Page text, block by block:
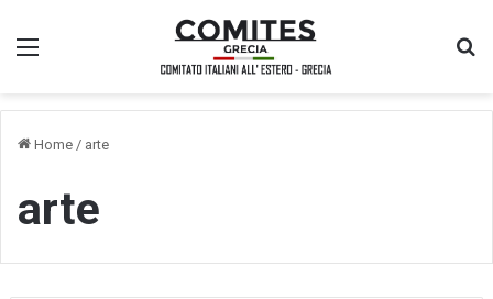
Menu
Home / arte
arte